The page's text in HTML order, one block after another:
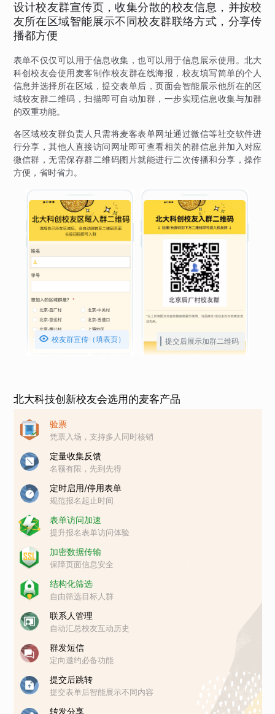
设计校友群宣传页，收集分散的校友信息，并按校
友所在区域智能展示不同校友群联络方式，分享传
播都方便
表单不仅仅可以用于信息收集，也可以用于信息展示使用。北大
科创校友会使用麦客制作校友群在线海报，校友填写简单的个人
信息并选择所在区域，提交表单后，页面会智能展示他所在的区
域校友群二维码，扫描即可自动加群，一步实现信息收集与加群
的双重功能。
各区域校友群负责人只需将麦客表单网址通过微信等社交软件进
行分享，其他人直接访问网址即可查看相关的群信息并加入对应
微信群，无需保存群二维码图片就能进行二次传播和分享，操作
方便，省时省力。
 校友群宣传（填表页） 提交后展示加群二维码
北大科技创新校友会选用的麦客产品
验票
凭票入场，支持多人同时核销
定量收集反馈
名额有限，先到先得
定时启用/停用表单
规范报名起止时间
表单访问加速
提升报名表单访问体验
加密数据传输
保障页面信息安全
结构化筛选
自由筛选目标人群
联系人管理
自动汇总校友互动历史
群发短信
定向邀约必备功能
提交后跳转
提交表单后智能展示不同内容
转发分享